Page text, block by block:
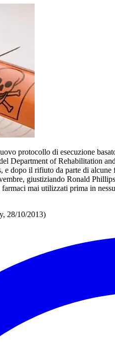
protocollo di esecuzione
Department of Rehabilitation
dopo il rifiuto da parte di
giustiziando Ronald
mai utilizzati prima in
28/10/2013)